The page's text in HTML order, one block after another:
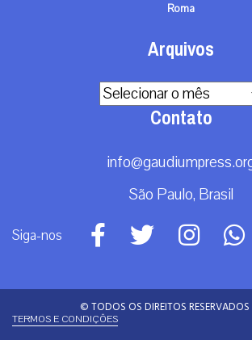
Roma
Arquivos
Arquivos
Contato
São Paulo, Brasil
Siga-nos
© TODOS OS DIREITOS
TERMOS E CONDIÇÕES